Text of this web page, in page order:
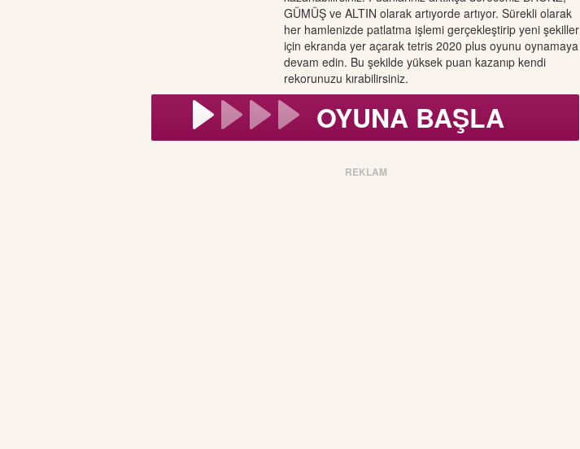
GÜMÜŞ ve ALTIN olarak artıyorde artıyor. Sürekli olarak
her hamlenizde patlatma işlemi gerçekleştirip yeni şekiller
için ekranda yer açarak tetris 2020 plus oyunu oynamaya
devam edin. Bu şekilde yüksek puan kazanıp kendi
rekorunuzu kırabilirsiniz.
OYUNA BAŞLA
REKLAM